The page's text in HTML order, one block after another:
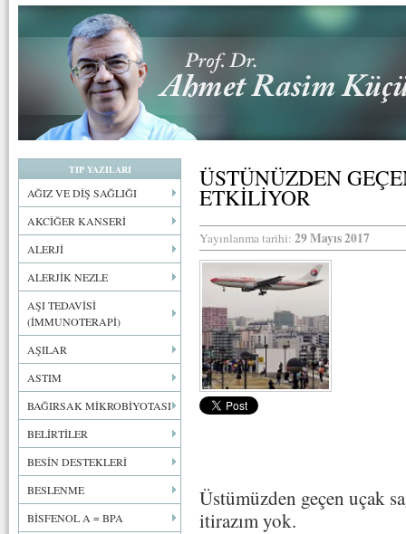
TIP YAZILARI
AĞIZ VE DİŞ SAĞLIĞI
AKCİĞER KANSERİ
ALERJİ
ALERJİK NEZLE
AŞI TEDAVİSİ
(İMMUNOTERAPİ)
AŞILAR
ASTIM
BAĞIRSAK MİKROBİYOTASI
BELİRTİLER
BESİN DESTEKLERİ
BESLENME
BİSFENOL A = BPA
ÜSTÜNÜZDEN
ETKİLİYOR
Yayınlanma tarihi: 29 Mayıs 2017
Üstümüzden geçen uçak
itirazım yok.